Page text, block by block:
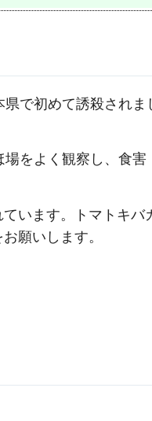
で初めて誘殺されま
場をよく観察し、食
います。トマトキバ
願いします。